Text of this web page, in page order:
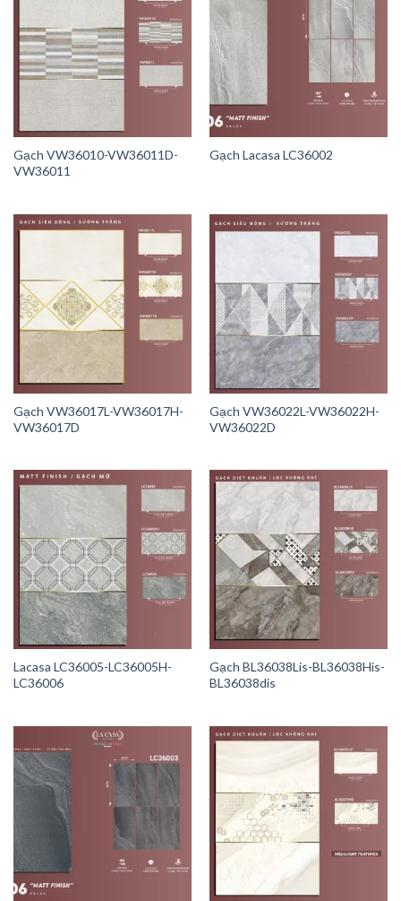
Gạch VW36010-VW36011D-
VW36011
Gạch Lacasa LC36002
Gạch VW36017L-VW36017H-
VW36017D
Gạch VW36022L-VW36022H-
VW36022D
Lacasa LC36005-LC36005H-
LC36006
Gạch BL36038Lis-BL36038His-
BL36038dis